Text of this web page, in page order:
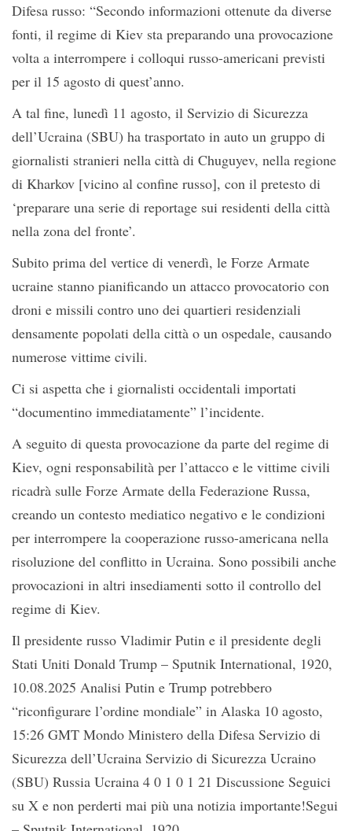
Difesa russo: “Secondo informazioni ottenute da diverse
fonti, il regime di Kiev sta preparando una provocazione
volta a interrompere i colloqui russo-americani previsti
per il 15 agosto di quest’anno.
A tal fine, lunedì 11 agosto, il Servizio di Sicurezza
dell’Ucraina (SBU) ha trasportato in auto un gruppo di
giornalisti stranieri nella città di Chuguyev, nella regione
di Kharkov [vicino al confine russo], con il pretesto di
‘preparare una serie di reportage sui residenti della città
nella zona del fronte’.
Subito prima del vertice di venerdì, le Forze Armate
ucraine stanno pianificando un attacco provocatorio con
droni e missili contro uno dei quartieri residenziali
densamente popolati della città o un ospedale, causando
numerose vittime civili.
Ci si aspetta che i giornalisti occidentali importati
“documentino immediatamente” l’incidente.
A seguito di questa provocazione da parte del regime di
Kiev, ogni responsabilità per l’attacco e le vittime civili
ricadrà sulle Forze Armate della Federazione Russa,
creando un contesto mediatico negativo e le condizioni
per interrompere la cooperazione russo-americana nella
risoluzione del conflitto in Ucraina. Sono possibili anche
provocazioni in altri insediamenti sotto il controllo del
regime di Kiev.
Il presidente russo Vladimir Putin e il presidente degli
Stati Uniti Donald Trump – Sputnik International, 1920,
10.08.2025 Analisi Putin e Trump potrebbero
“riconfigurare l’ordine mondiale” in Alaska 10 agosto,
15:26 GMT Mondo Ministero della Difesa Servizio di
Sicurezza dell’Ucraina Servizio di Sicurezza Ucraino
(SBU) Russia Ucraina 4 0 1 0 1 21 Discussione Seguici
su X e non perderti mai più una notizia importante!Segui